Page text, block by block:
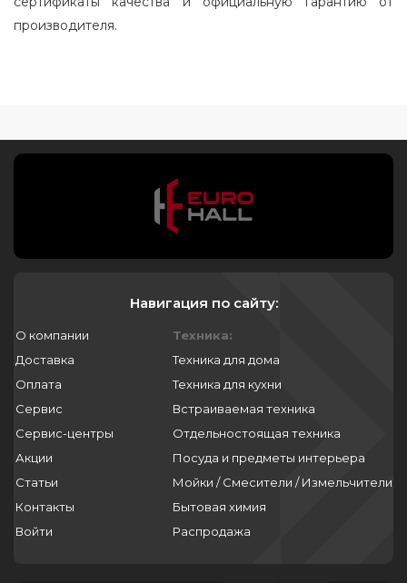
производителя.
Навигация по сайту:
О компании
Доставка
Оплата
Сервис
Сервис-центры
Акции
Статьи
Контакты
Войти
Техника:
Техника для дома
Техника для кухни
Встраиваемая техника
Отдельностоящая техника
Посуда и предметы интерьера
Мойки / Смесители / Измельчители
Бытовая химия
Распродажа